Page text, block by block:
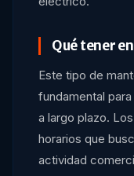
Qué tener
Este tipo de
fundamental
a largo plazo.
horarios que
actividad